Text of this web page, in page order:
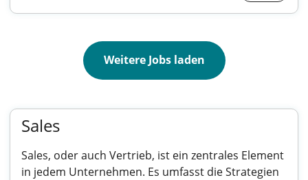
Weitere Jobs laden
Sales
Sales, oder auch Vertrieb, ist ein zentrales Element
in jedem Unternehmen. Es umfasst die Strategien